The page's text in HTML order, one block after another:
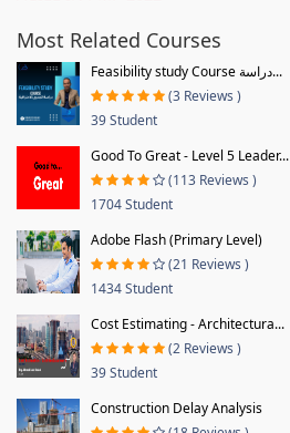
Most Related Courses
Feasibility study Course دراسة...
(3 Reviews )
39 Student
Good To Great - Level 5 Leader...
(113 Reviews )
1704 Student
Adobe Flash (Primary Level)
(21 Reviews )
1434 Student
Cost Estimating - Architectura...
(2 Reviews )
39 Student
Construction Delay Analysis